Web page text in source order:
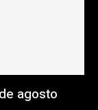
agosto